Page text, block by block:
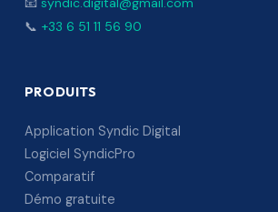
📞 +33 6 51 11 56 90
PRODUITS
Application Syndic Digital
Logiciel SyndicPro
Comparatif
Démo gratuite